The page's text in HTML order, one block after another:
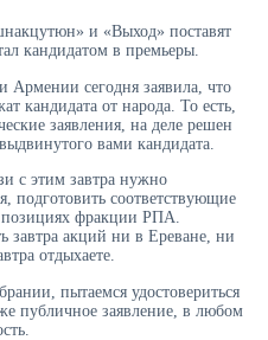
и «Выход» поставят
кандидатом в премьеры.
Армении сегодня заявила, что
кандидата от народа. То есть,
заявления, на деле решен
вами кандидата.
с этим завтра нужно
подготовить соответствующие
позициях фракции РПА.
завтра акций ни в Ереване, ни
отдыхаете.
пытаемся удостовериться
публичное заявление, в любом